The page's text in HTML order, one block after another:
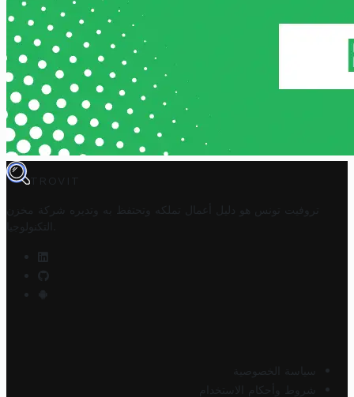
TROVIT
تروفيت تونس هو دليل أعمال تملكه وتحتفظ به وتديره
شركة مخزن
التكنولوجيا
سياسة الخصوصية
شروط وأحكام الاستخدام